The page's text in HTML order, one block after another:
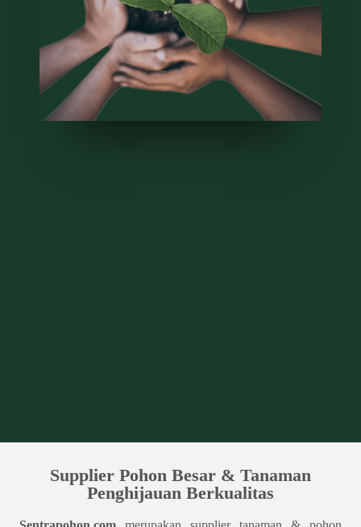
Supplier Pohon Besar & Tanaman
Penghijauan Berkualitas